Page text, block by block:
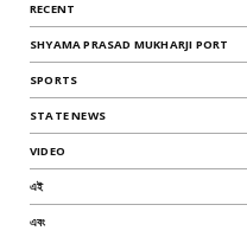
RECENT
SHYAMA PRASAD MUKHARJI PORT
SPORTS
STATE NEWS
VIDEO
এই
এবং